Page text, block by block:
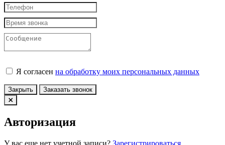
Я согласен на обработку моих персональных данных
Закрыть Заказать звонок
Авторизация
У вас еще нет учетной записи? Зарегистрироваться